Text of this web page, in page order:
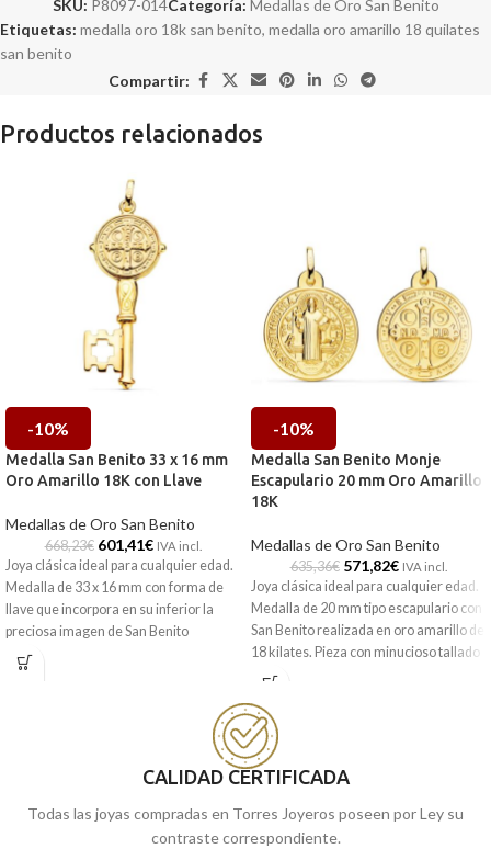
SKU: P8097-014Categoría: Medallas de Oro San Benito
Etiquetas: medalla oro 18k san benito, medalla oro amarillo 18 quilates
san benito
Compartir:
Productos relacionados
-10%
Medalla San Benito 33 x 16 mm
Oro Amarillo 18K con Llave
Medallas de Oro San Benito
668,23€ 601,41€ IVA incl.
Joya clásica ideal para cualquier edad.
Medalla de 33 x 16 mm con forma de
llave que incorpora en su inferior la
preciosa imagen de San Benito
realizada en oro amarillo de 18 kilates.
Pieza con minucioso tallado en la que
alzamiento de cruz o el mismísimo libro
para llevar a diario y que te
acompañará para siempre. Puedes
-10%
Medalla San Benito Monje
Escapulario 20 mm Oro Amarillo
18K
Medallas de Oro San Benito
635,36€ 571,82€ IVA incl.
Joya clásica ideal para cualquier edad.
Medalla de 20 mm tipo escapulario con
San Benito realizada en oro amarillo de
18 kilates. Pieza con minucioso tallado
en la que encontramos todos sus
plegarias como, alzamiento de cruz o el
mismísimo libro de las reglas. Una
medalla perfecta para llevar a diario y
que te acompañará para siempre.
Puedes encontrarlo en nuestras
tiendas de Málaga, o si lo encargas
CALIDAD CERTIFICADA
Todas las joyas compradas en Torres Joyeros poseen por Ley su
contraste correspondiente.